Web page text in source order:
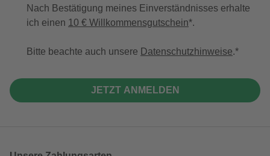
Nach Bestätigung meines Einverständnisses erhalte
ich einen 10 € Willkommensgutschein*.
Bitte beachte auch unsere Datenschutzhinweise.
JETZT ANMELDEN